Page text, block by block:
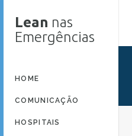
Lean nas
Emergências
HOME
COMUNICAÇÃO
HOSPITAIS